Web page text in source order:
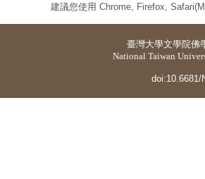
建議您使用 Chrome, Firefox,
臺灣大學文學院佛
National Taiwan
doi:10.6681/